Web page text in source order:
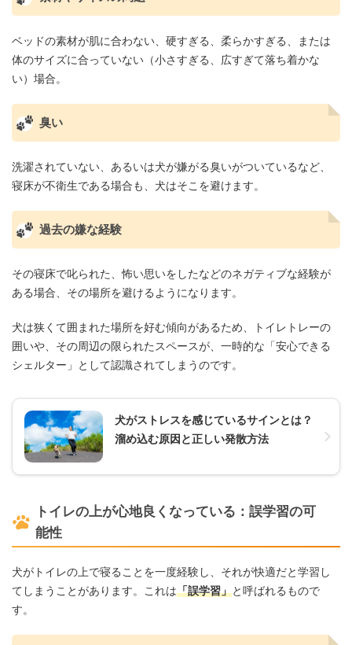
ベッドの素材が肌に合わない、硬すぎる、柔らかすぎる、または
体のサイズに合っていない（小さすぎる、広すぎて落ち着かな
い）場合。
臭い
洗濯されていない、あるいは犬が嫌がる臭いがついているなど、
寝床が不衛生である場合も、犬はそこを避けます。
過去の嫌な経験
その寝床で叱られた、怖い思いをしたなどのネガティブな経験が
ある場合、その場所を避けるようになります。
犬は狭くて囲まれた場所を好む傾向があるため、トイレトレーの
囲いや、その周辺の限られたスペースが、一時的な「安心できる
シェルター」として認識されてしまうのです。
犬がストレスを感じているサインとは？
溜め込む原因と正しい発散方法
トイレの上が心地良くなっている：誤学習の可
能性
犬がトイレの上で寝ることを一度経験し、それが快適だと学習し
てしまうことがあります。これは「誤学習」と呼ばれるもので
す。